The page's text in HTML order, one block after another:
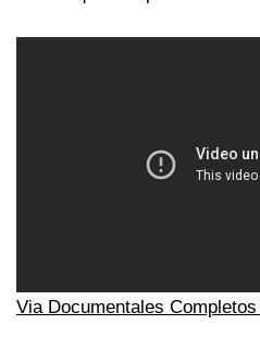
Via Documentales